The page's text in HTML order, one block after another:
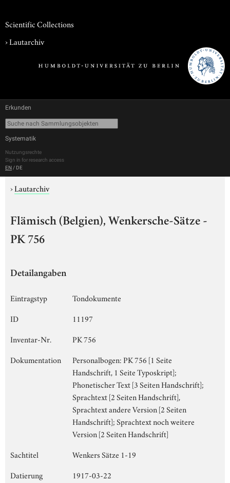
Scientific Collections
›Lautarchiv
Erkunden
Systematik
Nutzungsrechte
Sign in for research access
EN / DE
›Lautarchiv
Flämisch (Belgien), Wenkersche-Sätze -
PK 756
Detailangaben
Eintragstyp
Tondokumente
ID
11197
Inventar-Nr.
PK 756
Dokumentation
Personalbogen: PK 756 [1 Seite
Handschrift, 1 Seite Typoskript];
Phonetischer Text [3 Seiten Handschrift];
Sprachtext [2 Seiten Handschrift],
Sprachtext andere Version [2 Seiten
Handschrift]; Sprachtext noch weitere
Version [2 Seiten Handschrift]
Sachtitel
Wenkers Sätze 1-19
Datierung
1917-03-22